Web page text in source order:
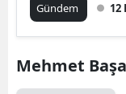
Gündem 12
Mehmet